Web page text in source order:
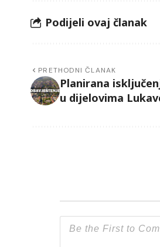
Podijeli ovaj članak
PRETHODNI ČLANAK
Planirana
u dijelovima